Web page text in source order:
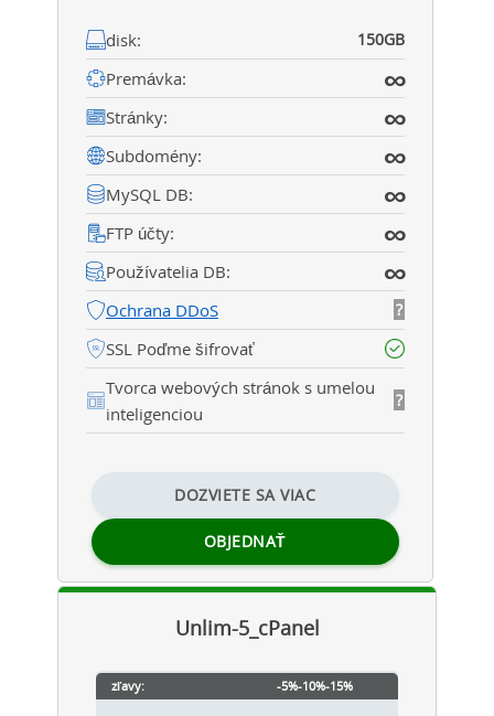
disk: 150GB
Premávka: ∞
Stránky: ∞
Subdomény: ∞
MySQL DB: ∞
FTP účty: ∞
Používatelia DB: ∞
Ochrana DDoS ?
SSL Poďme šifrovať
Tvorca webových stránok s umelou
inteligenciou
?
DOZVIETE SA VIAC
OBJEDNAŤ
Unlim-5_cPanel
zľavy: -5%-10%-15%